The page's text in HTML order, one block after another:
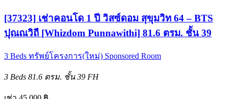
[37323] เช่าคอนโด 1 ปี วิสซ์ดอม สุขุมวิท 64 – BTS
ปุณณวิถี [Whizdom Punnawithi] 81.6 ตรม. ชั้น 39
3 Beds ทรัพย์โครงการ(ใหม่) Sponsored Room
3 Beds 81.6 ตรม. ชั้น 39 FH